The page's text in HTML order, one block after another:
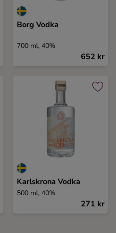
Borg Vodka
700 ml, 40%
652 kr
Karlskrona Vodka
500 ml, 40%
271 kr